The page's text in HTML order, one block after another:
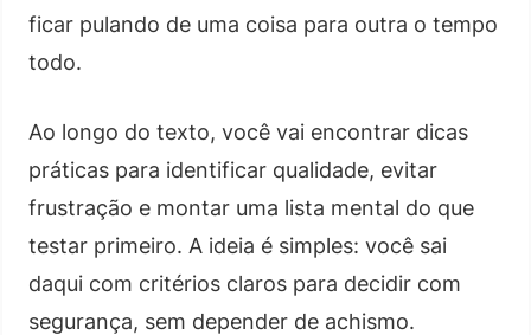
ficar pulando de uma coisa para outra o tempo
todo.
Ao longo do texto, você vai encontrar dicas
práticas para identificar qualidade, evitar
frustração e montar uma lista mental do que
testar primeiro. A ideia é simples: você sai
daqui com critérios claros para decidir com
segurança, sem depender de achismo.